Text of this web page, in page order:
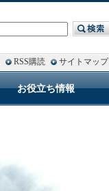
RSS購読 サイトマップ
お役立ち情報